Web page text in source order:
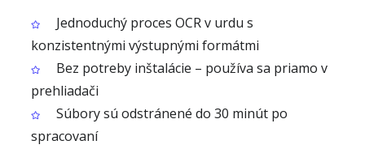
Jednoduchý proces OCR v urdu s
konzistentnými výstupnými formátmi
Bez potreby inštalácie – používa sa priamo v
prehliadači
Súbory sú odstránené do 30 minút po
spracovaní